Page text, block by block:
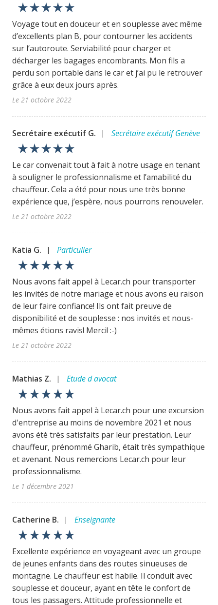
star_ratestar_ratestar_ratestar_ratestar_rate
Voyage tout en douceur et en souplesse avec même
d’excellents plan B, pour contourner les accidents
sur l’autoroute. Serviabilité pour charger et
décharger les bagages encombrants. Mon fils a
perdu son portable dans le car et j’ai pu le retrouver
grâce à eux deux jours après.
Le 21 octobre 2022
Secrétaire exécutif G. | Secrétaire exécutif Genève
star_ratestar_ratestar_ratestar_ratestar_rate
Le car convenait tout à fait à notre usage en tenant
à souligner le professionnalisme et l’amabilité du
chauffeur. Cela a été pour nous une très bonne
expérience que, j’espère, nous pourrons renouveler.
Le 21 octobre 2022
Katia G. | Particulier
star_ratestar_ratestar_ratestar_ratestar_rate
Nous avons fait appel à Lecar.ch pour transporter
les invités de notre mariage et nous avons eu raison
de leur faire confiance! Ils ont fait preuve de
disponibilité et de souplesse : nos invités et nous-
mêmes étions ravis! Merci! :-)
Le 21 octobre 2022
Mathias Z. | Etude d avocat
star_ratestar_ratestar_ratestar_ratestar_rate
Nous avons fait appel à Lecar.ch pour une excursion
d'entreprise au moins de novembre 2021 et nous
avons été très satisfaits par leur prestation. Leur
chauffeur, prénommé Gharib, était très sympathique
et avenant. Nous remercions Lecar.ch pour leur
professionnalisme.
Le 1 décembre 2021
Catherine B. | Enseignante
star_ratestar_ratestar_ratestar_ratestar_rate
Excellente expérience en voyageant avec un groupe
de jeunes enfants dans des routes sinueuses de
montagne. Le chauffeur est habile. Il conduit avec
souplesse et douceur, ayant en tête le confort de
tous les passagers. Attitude professionnelle et